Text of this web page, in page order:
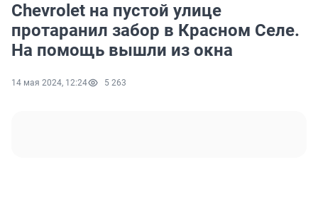
Chevrolet на пустой улице
протаранил забор в Красном Селе.
На помощь вышли из окна
14 мая 2024, 12:24 5 263